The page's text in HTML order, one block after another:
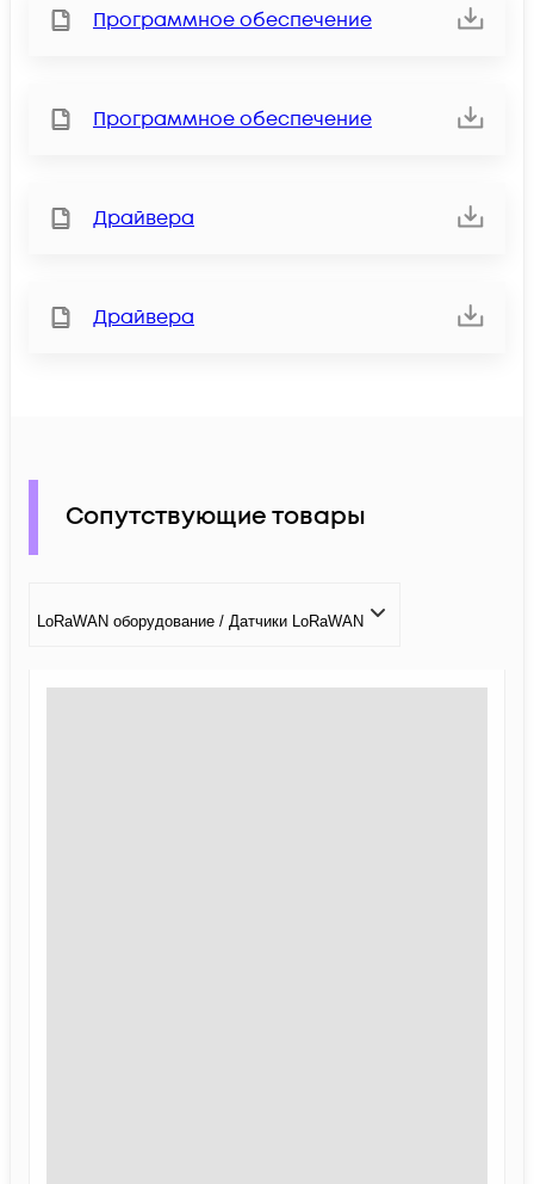
Программное обеспечение
Программное обеспечение
Драйвера
Драйвера
Сопутствующие товары
LoRaWAN оборудование / Датчики LoRaWAN